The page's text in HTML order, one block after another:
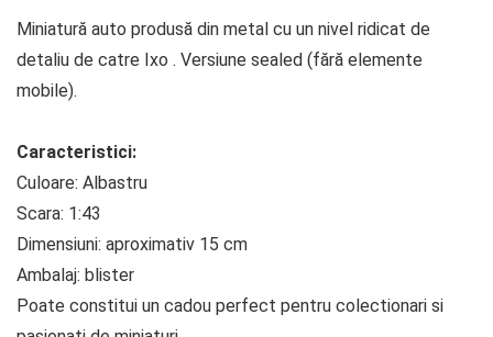
Miniatură auto produsă din metal cu un nivel ridicat de
detaliu de catre Ixo . Versiune sealed (fără elemente
mobile).
Caracteristici:
Culoare: Albastru
Scara: 1:43
Dimensiuni: aproximativ 15 cm
Ambalaj: blister
Poate constitui un cadou perfect pentru colectionari si